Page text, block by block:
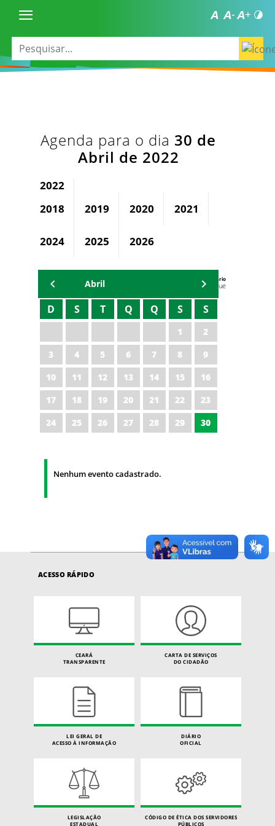
Agenda para o dia 30 de
Abril de 2022
2022
2018
2019 2020 2021
2024 2025 2026
Agenda do Secretário
Zezinho Albuquerque
Abril
D S T Q Q S S
1
2
3
4 5 6 7 8
9
10
11 12 13 14 15
16
17
18 19 20 21 22
23
24
25 26 27 28 29 30
Nenhum evento cadastrado.
ACESSO RÁPIDO
CEARÁ
TRANSPARENTE
CARTA DE SERVIÇOS
DO CIDADÃO
LEI GERAL DE
ACESSO À INFORMAÇÃO
DIÁRIO
OFICIAL
LEGISLAÇÃO
ESTADUAL
CÓDIGO DE ÉTICA DOS SERVIDORES
PÚBLICOS